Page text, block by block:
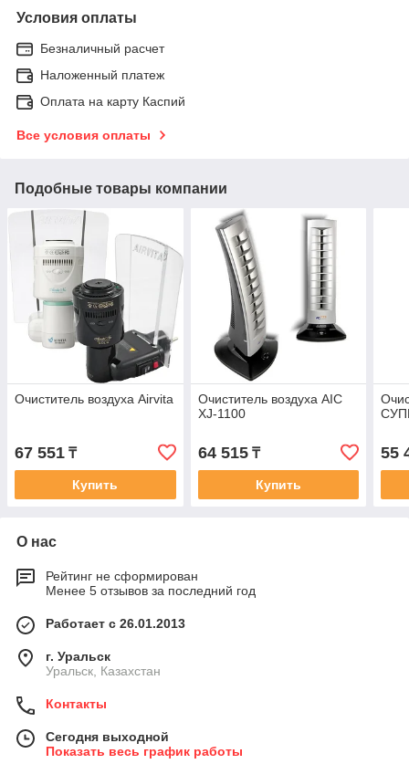
Условия оплаты
Безналичный расчет
Наложенный платеж
Оплата на карту Каспий
Все условия оплаты
Подобные товары компании
Очиститель воздуха Airvita
67 551 ₸
Купить
Очиститель воздуха AIC
XJ-1100
64 515₸
Купить
55
О нас
Рейтинг не сформирован
Менее 5 отзывов за последний год
Работает с 26.01.2013
г. Уральск
Уральск, Казахстан
Контакты
Сегодня выходной
Показать весь график работы